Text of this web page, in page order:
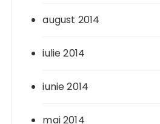
august 2014
iulie 2014
iunie 2014
mai 2014